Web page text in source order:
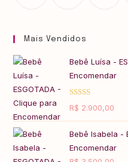
Mais Vendidos
Bebê Luísa -
Encomendar
Avaliação
R$ 2.900,00
Bebê Isabela -
Encomendar